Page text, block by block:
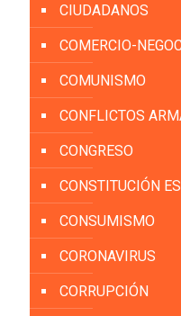
CIUDADANOS
COMERCIO-
COMUNISMO
CONFLICTOS
CONGRESO
CONSTITUCIÓN
CONSUMISMO
CORONAVIRUS
CORRUPCIÓN